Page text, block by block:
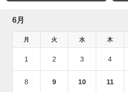
6月
月 火 水 木
1 2 3 4
8 9 10 11